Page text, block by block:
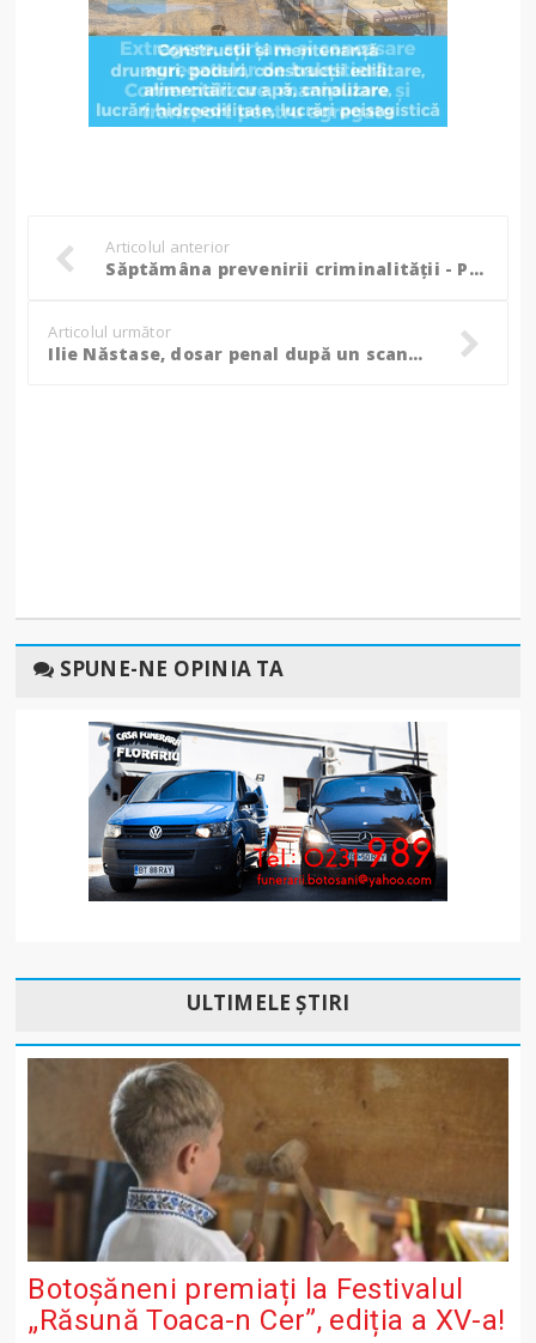
Articolul anterior
Săptămâna prevenirii criminalităţii - Polițiștii botoșăneni i-au învățat pe săteni cum să se apere de hoți!
Articolul următor
Ilie Năstase, dosar penal după un scandal în trafic. El a fost încătușat după ce i-ar fi înjurat pe polițiști!
SPUNE-NE OPINIA TA
ULTIMELE ȘTIRI
Botoșăneni premiați la Festivalul
„Răsună Toaca-n Cer”, ediția a XV-a!